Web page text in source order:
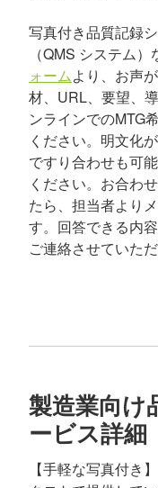
写真付き品質記録
（QMS システム）
ォームより、お声
材、URL、要望、
ンラインでのMTG
ください。明文化
ですり合わせも可
ください。お合わ
たら、担当者より
す。回答できる内
ご連絡させていた
製造業向け
ービス詳細
【手軽な写真付き